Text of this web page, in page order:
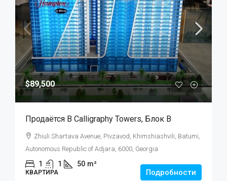
$89,500
Продаётся В Calligraphy Towers, Блок B
Zhiuli Shartava Avenue, Pivzavod, Khimshiashvili, Batumi,
Autonomous Republic of Adjara, 6000, Georgia
1 1 50 m²
КВАРТИРА Подробности